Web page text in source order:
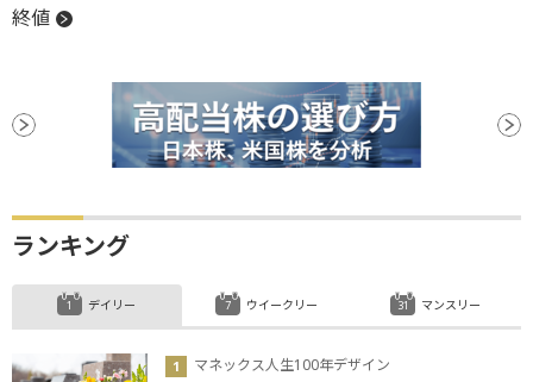
終値
ランキング
デイリー
マネックス人生100年デザイン
ウイークリー マンスリー